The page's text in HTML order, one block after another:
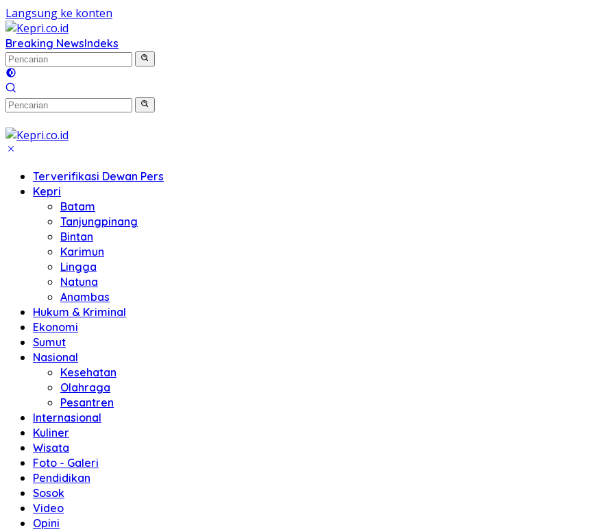
Langsung ke konten
Breaking NewsIndeks
Terverifikasi Dewan Pers
Kepri
Batam
Tanjungpinang
Bintan
Karimun
Lingga
Natuna
Anambas
Hukum & Kriminal
Ekonomi
Sumut
Nasional
Kesehatan
Olahraga
Pesantren
Internasional
Kuliner
Wisata
Foto - Galeri
Pendidikan
Sosok
Video
Opini